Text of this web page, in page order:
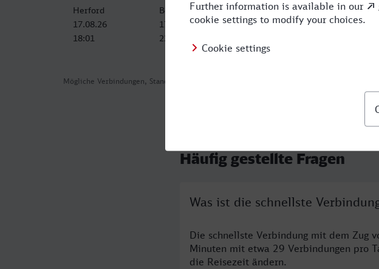
Mögliche Verbindungen, Stand: 2026-08-03 07:03
Herford
17.08.26
18:01
Bonn Hbf
17.08.26
22:08
4:07 3
Häufig gestellte Fragen
Was ist die schnellste
Die schnellste Verbindung mit dem Zug
Minuten mit etwa 29 Verbindungen pro
die Reisezeit ändern.